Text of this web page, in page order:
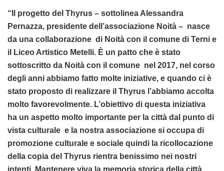
“Il progetto del Thyrus – sottolinea Alessandra
Pernazza, presidente dell’associazione Noità – nasce
da una collaborazione di Noità con il comune di Terni e
il Liceo Artistico Metelli. È un patto che è stato
sottoscritto da Noità con il comune nel 2017, nel corso
degli anni abbiamo fatto molte iniziative, e quando ci è
stato proposto di realizzare il Thyrus l’abbiamo accolta
molto favorevolmente. L’obiettivo di questa iniziativa
ha un aspetto molto importante per la città dal punto di
vista culturale e la nostra associazione si occupa di
promozione culturale e sociale quindi la ricollocazione
della copia del Thyrus rientra benissimo nei nostri
intenti. Mantenere viva la memoria storica della città